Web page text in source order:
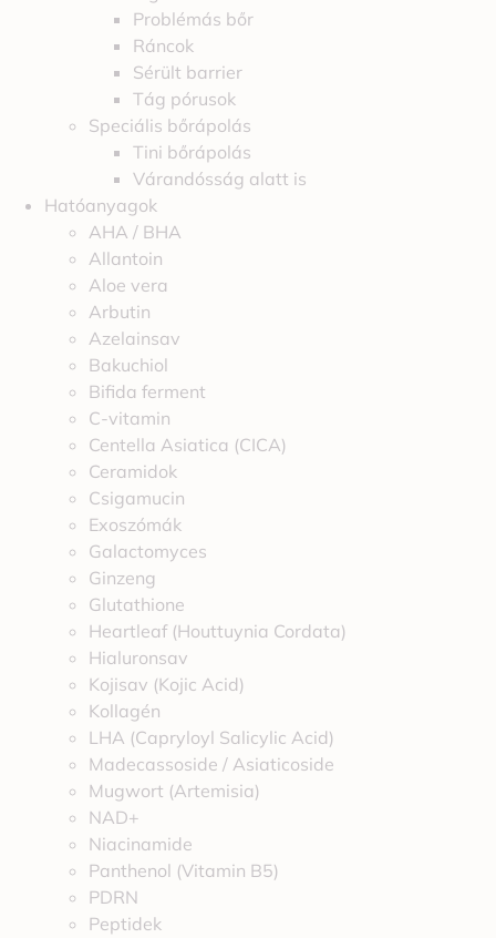
Problémás bőr
Ráncok
Sérült barrier
Tág pórusok
Speciális bőrápolás
Tini bőrápolás
Várandósság alatt is
Hatóanyagok
AHA / BHA
Allantoin
Aloe vera
Arbutin
Azelainsav
Bakuchiol
Bifida ferment
C-vitamin
Centella Asiatica (CICA)
Ceramidok
Csigamucin
Exoszómák
Galactomyces
Ginzeng
Glutathione
Heartleaf (Houttuynia Cordata)
Hialuronsav
Kojisav (Kojic Acid)
Kollagén
LHA (Capryloyl Salicylic Acid)
Madecassoside / Asiaticoside
Mugwort (Artemisia)
NAD+
Niacinamide
Panthenol (Vitamin B5)
PDRN
Peptidek